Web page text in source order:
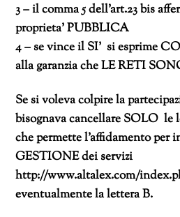
3 – il comma 5 dell’art.23 bis
proprieta’ PUBBLICA
4 – se vince il SI’ si esprime
alla garanzia che LE RETI
Se si voleva colpire la
bisognava cancellare SOLO le
che permette l’affidamento per
GESTIONE dei servizi
http://www.altalex.com/
eventualmente la lettera B.